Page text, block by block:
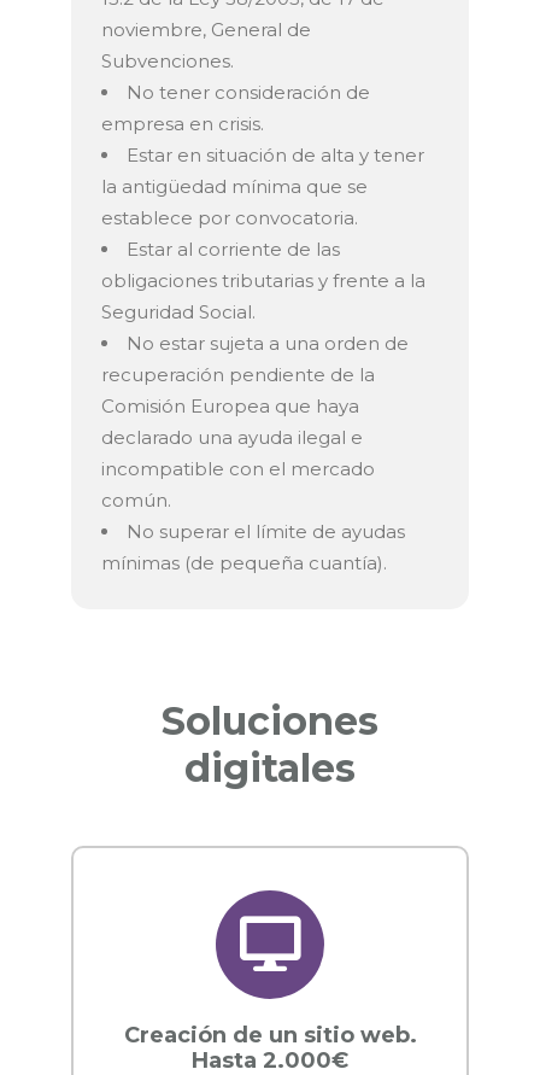
noviembre, General de
Subvenciones.
No tener consideración de
empresa en crisis.
Estar en situación de alta y tener
la antigüedad mínima que se
establece por convocatoria.
Estar al corriente de las
obligaciones tributarias y frente a la
Seguridad Social.
No estar sujeta a una orden de
recuperación pendiente de la
Comisión Europea que haya
declarado una ayuda ilegal e
incompatible con el mercado
común.
No superar el límite de ayudas
mínimas (de pequeña cuantía).
Soluciones
digitales
Creación de un sitio web.
Hasta 2.000€